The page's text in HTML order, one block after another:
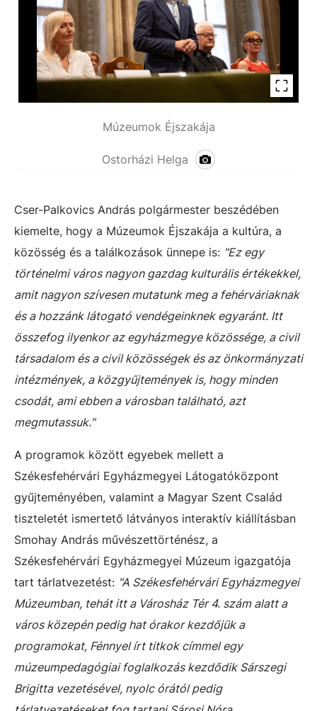
Múzeumok Éjszakája
Ostorházi Helga
Cser-Palkovics András polgármester beszédében
kiemelte, hogy a Múzeumok Éjszakája a kultúra, a
közösség és a találkozások ünnepe is: "Ez egy
történelmi város nagyon gazdag kulturális értékekkel,
amit nagyon szívesen mutatunk meg a fehérváriaknak
és a hozzánk látogató vendégeinknek egyaránt. Itt
összefog ilyenkor az egyházmegye közössége, a civil
társadalom és a civil közösségek és az önkormányzati
intézmények, a közgyűjtemények is, hogy minden
csodát, ami ebben a városban található, azt
megmutassuk."
A programok között egyebek mellett a
Székesfehérvári Egyházmegyei Látogatóközpont
gyűjteményében, valamint a Magyar Szent Család
tiszteletét ismertető látványos interaktív kiállításban
Smohay András művészettörténész, a
Székesfehérvári Egyházmegyei Múzeum igazgatója
tart tárlatvezetést: "A Székesfehérvári Egyházmegyei
Múzeumban, tehát itt a Városház Tér 4. szám alatt a
város közepén pedig hat órakor kezdőjük a
programokat, Fénnyel írt titkok címmel egy
múzeumpedagógiai foglalkozás kezdődik Sárszegi
Brigitta vezetésével, nyolc órától pedig